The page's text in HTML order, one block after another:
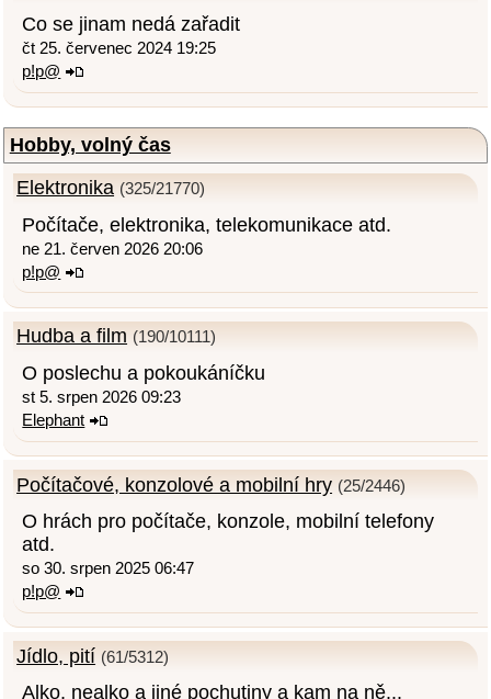
Co se jinam nedá zařadit
čt 25. červenec 2024 19:25
p!p@
Hobby, volný čas
Elektronika (325/21770)
Počítače, elektronika, telekomunikace atd.
ne 21. červen 2026 20:06
p!p@
Hudba a film (190/10111)
O poslechu a pokoukáníčku
st 5. srpen 2026 09:23
Elephant
Počítačové, konzolové a mobilní hry (25/2446)
O hrách pro počítače, konzole, mobilní telefony
atd.
so 30. srpen 2025 06:47
p!p@
Jídlo, pití (61/5312)
Alko, nealko a jiné pochutiny a kam na ně...